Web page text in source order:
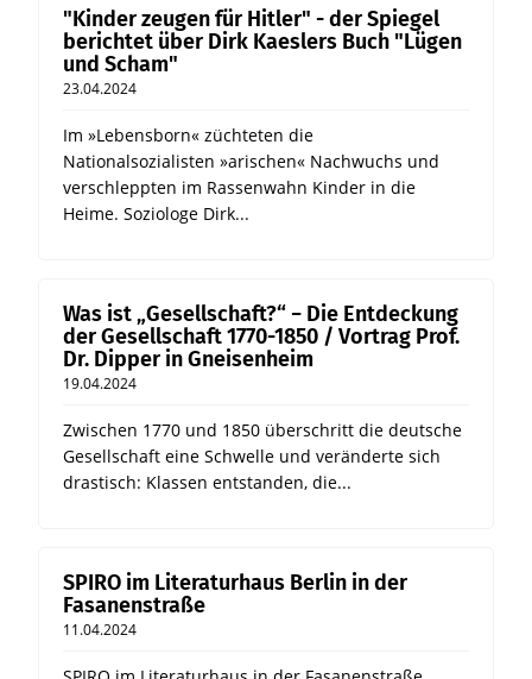
"Kinder zeugen für Hitler" - der Spiegel
berichtet über Dirk Kaeslers Buch "Lügen
und Scham"
23.04.2024
Im »Lebensborn« züchteten die
Nationalsozialisten »arischen« Nachwuchs und
verschleppten im Rassenwahn Kinder in die
Heime. Soziologe Dirk...
Was ist „Gesellschaft?“ − Die Entdeckung
der Gesellschaft 1770-1850 / Vortrag Prof.
Dr. Dipper in Gneisenheim
19.04.2024
Zwischen 1770 und 1850 überschritt die deutsche
Gesellschaft eine Schwelle und veränderte sich
drastisch: Klassen entstanden, die...
SPIRO im Literaturhaus Berlin in der
Fasanenstraße
11.04.2024